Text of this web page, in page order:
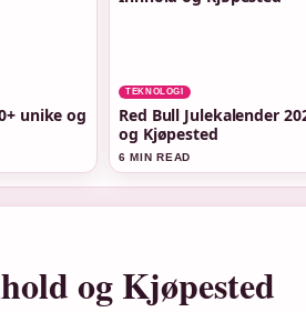
unike og
TEKNOLOGI
Red Bull Julekalender
og Kjøpested
6 MIN READ
og Kjøpested